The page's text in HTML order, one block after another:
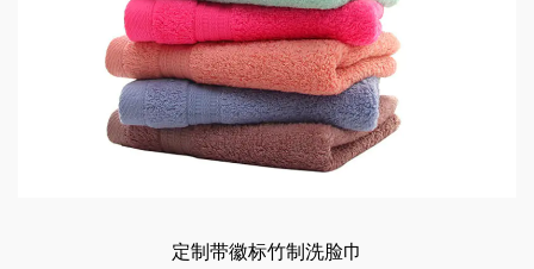
定制带徽标竹制洗脸巾